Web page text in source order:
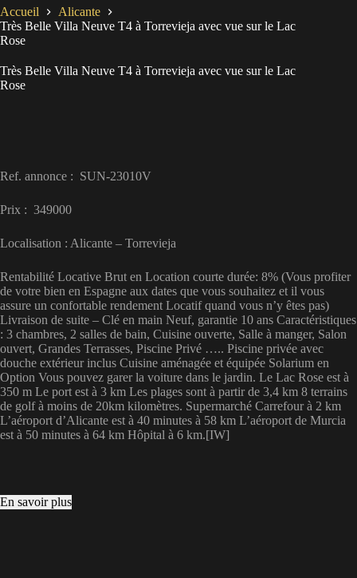
Accueil
Alicante
Très Belle Villa Neuve T4 à Torrevieja avec vue sur le Lac
Rose
Très Belle Villa Neuve T4 à Torrevieja avec vue sur le Lac
Rose
Ref. annonce : SUN-23010V
Prix : 349000
Localisation : Alicante – Torrevieja
Rentabilité Locative Brut en Location courte durée: 8% (Vous profiter
de votre bien en Espagne aux dates que vous souhaitez et il vous
assure un confortable rendement Locatif quand vous n’y êtes pas)
Livraison de suite – Clé en main Neuf, garantie 10 ans Caractéristiques
: 3 chambres, 2 salles de bain, Cuisine ouverte, Salle à manger, Salon
ouvert, Grandes Terrasses, Piscine Privé ….. Piscine privée avec
douche extérieur inclus Cuisine aménagée et équipée Solarium en
Option Vous pouvez garer la voiture dans le jardin. Le Lac Rose est à
350 m Le port est à 3 km Les plages sont à partir de 3,4 km 8 terrains
de golf à moins de 20km kilomètres. Supermarché Carrefour à 2 km
L’aéroport d’Alicante est à 40 minutes à 58 km L’aéroport de Murcia
est à 50 minutes à 64 km Hôpital à 6 km.[IW]
En savoir plus